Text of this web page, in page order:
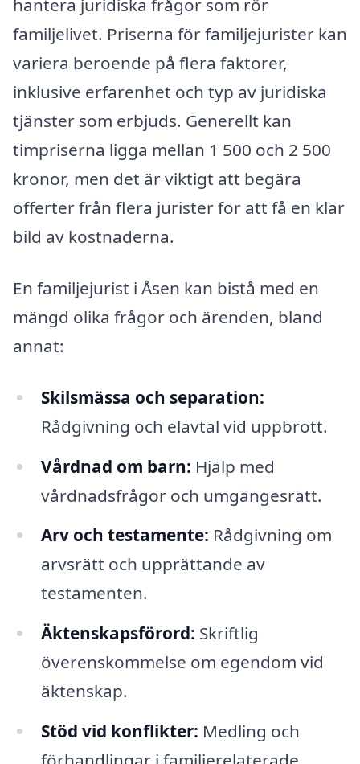
hantera juridiska frågor som rör
familjelivet. Priserna för familjejurister kan
variera beroende på flera faktorer,
inklusive erfarenhet och typ av juridiska
tjänster som erbjuds. Generellt kan
timpriserna ligga mellan 1 500 och 2 500
kronor, men det är viktigt att begära
offerter från flera jurister för att få en klar
bild av kostnaderna.
En familjejurist i Åsen kan bistå med en
mängd olika frågor och ärenden, bland
annat:
Skilsmässa och separation:
Rådgivning och elavtal vid uppbrott.
Vårdnad om barn: Hjälp med
vårdnadsfrågor och umgängesrätt.
Arv och testamente: Rådgivning om
arvsrätt och upprättande av
testamenten.
Äktenskapsförord: Skriftlig
överenskommelse om egendom vid
äktenskap.
Stöd vid konflikter: Medling och